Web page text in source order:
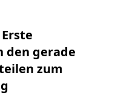
den gerade
zum